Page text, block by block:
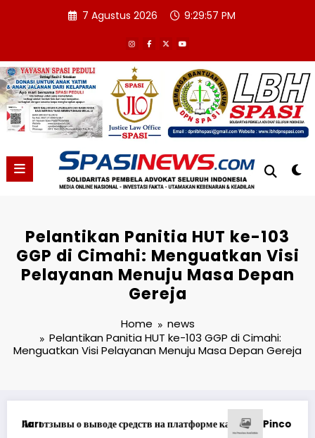
7 Agustus 2026 9:29:58 PM
Pelantikan Panitia HUT ke-103
GGP di Cimahi: Menguatkan Visi
Pelayanan Menuju Masa Depan
Gereja
Home
news
Pelantikan Panitia HUT ke-103 GGP di Cimahi:
Menguatkan Visi Pelayanan Menuju Masa Depan Gereja
Müştəri Xidmətlərindən Nələr Gözlədiyi*Pastikan Pekayanan Maksimal,